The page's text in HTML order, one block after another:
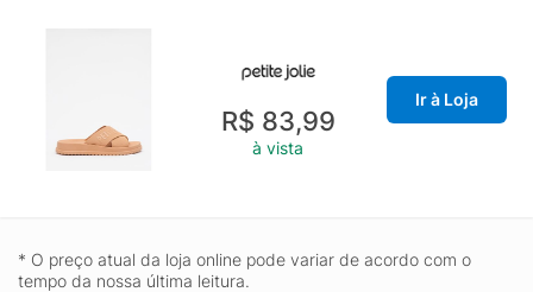
R$ 83,99
à vista
Ir à Loja
* O preço atual da loja online pode variar de acordo com o
tempo da nossa última leitura.